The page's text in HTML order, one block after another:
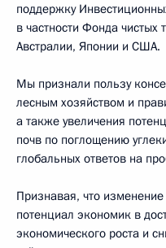
поддержку
в частности Фонда чистых
Австралии, Японии и США.
Мы признали пользу
лесным хозяйством и
а также увеличения
почв по поглощению
глобальных ответов на
Признавая, что
потенциал экономик в
экономического роста и